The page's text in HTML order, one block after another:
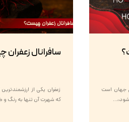
جهان است
سافرانال
زعفران یکی از
که شهرت آن تنها به رنگ